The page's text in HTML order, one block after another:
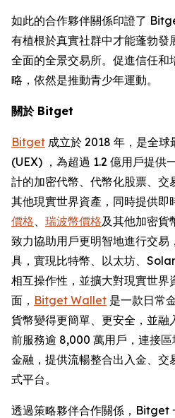
如此的合作夥伴關係印證了
有植根於真實社群中才能蓬勃發
全面的全景交易所。促進信任和
略，依然是推動青少年運動。
關於 Bitget
Bitget 成立於 2018 年，是全
(UEX) ，為超過 1.2 億用戶提供
計的加密代幣、代幣化股票、交
其他現實世界資產，同時提供即
價格、 瑞波幣價格及其他加密貨
致力協助用戶更明智地進行交
具，實現比特幣、以太坊、
相互操作性，並擴大對現實世界
面， Bitget Wallet 是一款日常
貨幣變得更簡單、更安全，並融
前服務逾 8,000 萬用戶，連接
金融，提供流暢整合出入金、交
式平台。
透過策略夥伴合作關係，Bitget